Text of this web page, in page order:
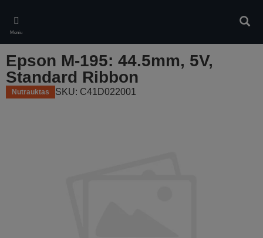
main
content
Meniu
Epson M-195: 44.5mm, 5V,
Standard Ribbon
Nutrauktas SKU: C41D022001